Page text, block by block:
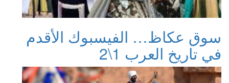
سوق عكاظ… الفيسبوك الأقدم
في تاريخ العرب 1\2